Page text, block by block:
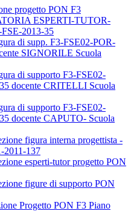
progetto PON F3
ESPERTI-TUTOR-
2013-35
di supp. F3-FSE02-POR-
SIGNORILE Scuola
di supporto F3-FSE02-
docente CRITELLI Scuola
di supporto F3-FSE02-
docente CAPUTO- Scuola
figura interna progettista -
2011-137
esperti-tutor progetto PON
figure di supporto PON
Progetto PON F3 Piano